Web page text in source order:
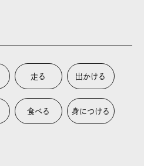
走る 出かける
食べる 身につける